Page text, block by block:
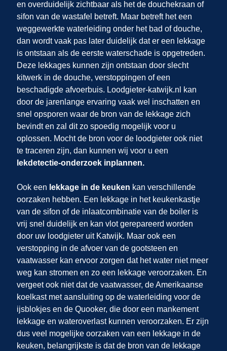
en overduidelijk zichtbaar als het de douchekraan of
sifon van de wastafel betreft. Maar betreft het een
weggewerkte waterleiding onder het bad of douche,
dan wordt vaak pas later duidelijk dat er een lekkage
is ontstaan als de eerste waterschade is opgetreden.
Deze lekkages kunnen zijn ontstaan door slecht
kitwerk in de douche, verstoppingen of een
beschadigde afvoerbuis. Loodgieter-katwijk.nl kan
door de jarenlange ervaring vaak wel inschatten en
snel opsporen waar de bron van de lekkage zich
bevindt en zal dit zo spoedig mogelijk voor u
oplossen. Mocht de bron voor de loodgieter ook niet
te traceren zijn, dan kunnen wij voor u een
lekdetectie-onderzoek inplannen.
Ook een lekkage in de keuken kan verschillende
oorzaken hebben. Een lekkage in het keukenkastje
van de sifon of de inlaatcombinatie van de boiler is
vrij snel duidelijk en kan vlot gerepareerd worden
door uw loodgieter uit Katwijk. Maar ook een
verstopping in de afvoer van de gootsteen en
vaatwasser kan ervoor zorgen dat het water niet meer
weg kan stromen en zo een lekkage veroorzaken. En
vergeet ook niet dat de vaatwasser, de Amerikaanse
koelkast met aansluiting op de waterleiding voor de
ijsblokjes en de Quooker, die door een mankement
lekkage en wateroverlast kunnen veroorzaken. Er zijn
dus veel mogelijke oorzaken van een lekkage in de
keuken, belangrijkste is dat de bron van de lekkage